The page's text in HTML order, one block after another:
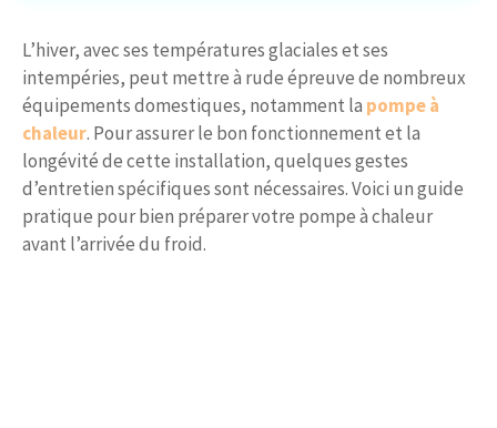
L’hiver, avec ses températures glaciales et ses
intempéries, peut mettre à rude épreuve de nombreux
équipements domestiques, notamment la pompe à
chaleur. Pour assurer le bon fonctionnement et la
longévité de cette installation, quelques gestes
d’entretien spécifiques sont nécessaires. Voici un guide
pratique pour bien préparer votre pompe à chaleur
avant l’arrivée du froid.